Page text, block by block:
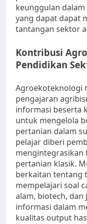
keunggulan
yang dapat dapat
tantangan sektor
Kontribusi
Pendidikan
Agroekoteknologi
pengajaran
informasi beserta
untuk mengelola
pertanian dalam
pelajar diberi
pertanian klasik.
berkaitan tentang
mempelajari soal
alam, biotech,
informasi dalam
kualitas output